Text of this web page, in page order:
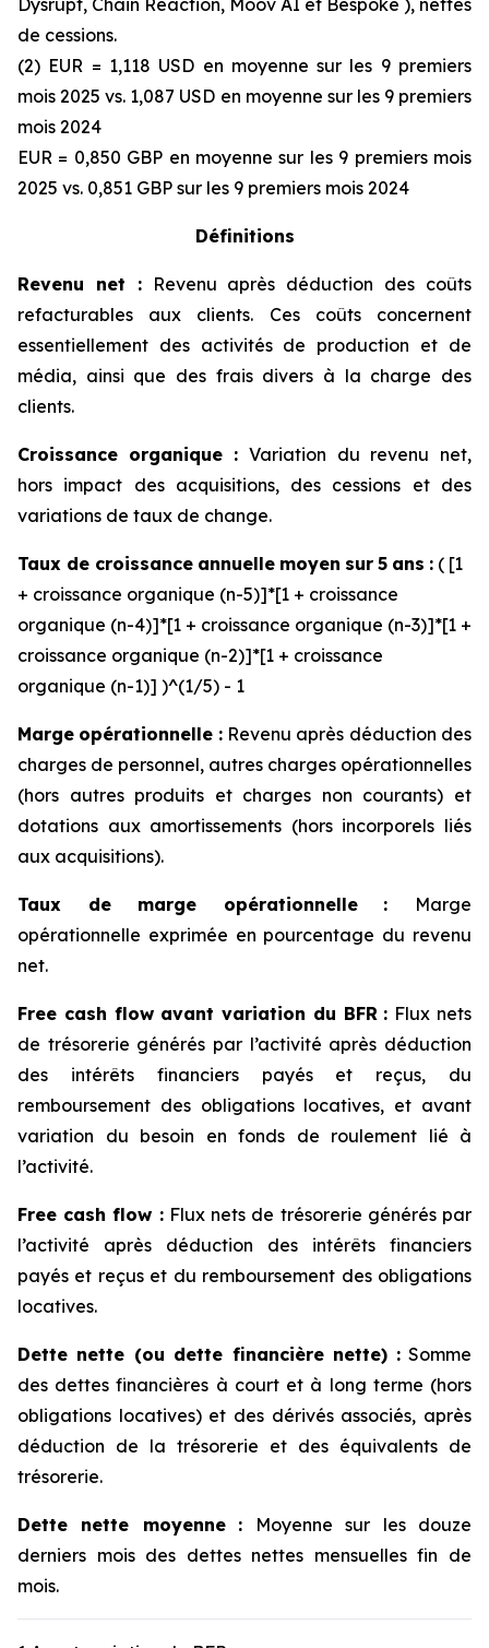
Dysrupt, Chain Reaction, Moov AI et Bespoke ), nettes
de cessions.
(2) EUR = 1,118 USD en moyenne sur les 9 premiers
mois 2025 vs. 1,087 USD en moyenne sur les 9 premiers
mois 2024
EUR = 0,850 GBP en moyenne sur les 9 premiers mois
2025 vs. 0,851 GBP sur les 9 premiers mois 2024
Définitions
Revenu net :Revenu après déduction des coûts
refacturables aux clients. Ces coûts concernent
essentiellement des activités de production et de
média, ainsi que des frais divers à la charge des
clients.
Croissance organique : Variation du revenu net,
hors impact des acquisitions, des cessions et des
variations de taux de change.
Taux de croissance annuelle moyen sur 5 ans : ( [1
+ croissance organique (n-5)]*[1 + croissance
organique (n-4)]*[1 + croissance organique (n-3)]*[1 +
croissance organique (n-2)]*[1 + croissance
organique (n-1)] )^(1/5) - 1
Marge opérationnelle :Revenu après déduction des
charges de personnel, autres charges opérationnelles
(hors autres produits et charges non courants) et
dotations aux amortissements (hors incorporels liés
aux acquisitions).
Taux de marge opérationnelle : Marge
opérationnelle exprimée en pourcentage du revenu
net.
Free cash flowavant variation du BFR : Flux nets
de trésorerie générés par l’activité après déduction
des intérêts financiers payés et reçus, du
remboursement des obligations locatives, et avant
variation du besoin en fonds de roulement lié à
l’activité.
Free cash flow :Flux nets de trésorerie générés par
l’activité après déduction des intérêts financiers
payés et reçus et du remboursement des obligations
locatives.
Dette nette (ou dette financière nette) :Somme
des dettes financières à court et à long terme (hors
obligations locatives) et des dérivés associés, après
déduction de la trésorerie et des équivalents de
trésorerie.
Dette nette moyenne : Moyenne sur les douze
derniers mois des dettes nettes mensuelles fin de
mois.